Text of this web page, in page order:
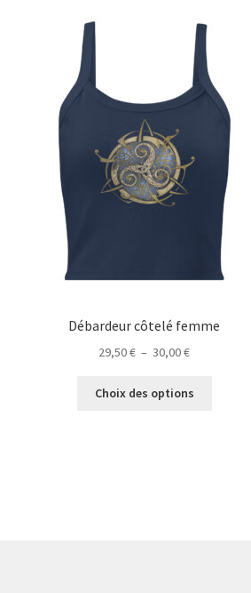
Débardeur côtelé femme
29,50€ – 30,00€Plage
prix :
Choix des options